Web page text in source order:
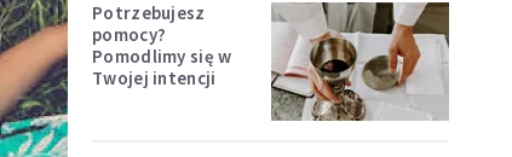
Potrzebujesz
pomocy?
Pomodlimy się w
Twojej intencji